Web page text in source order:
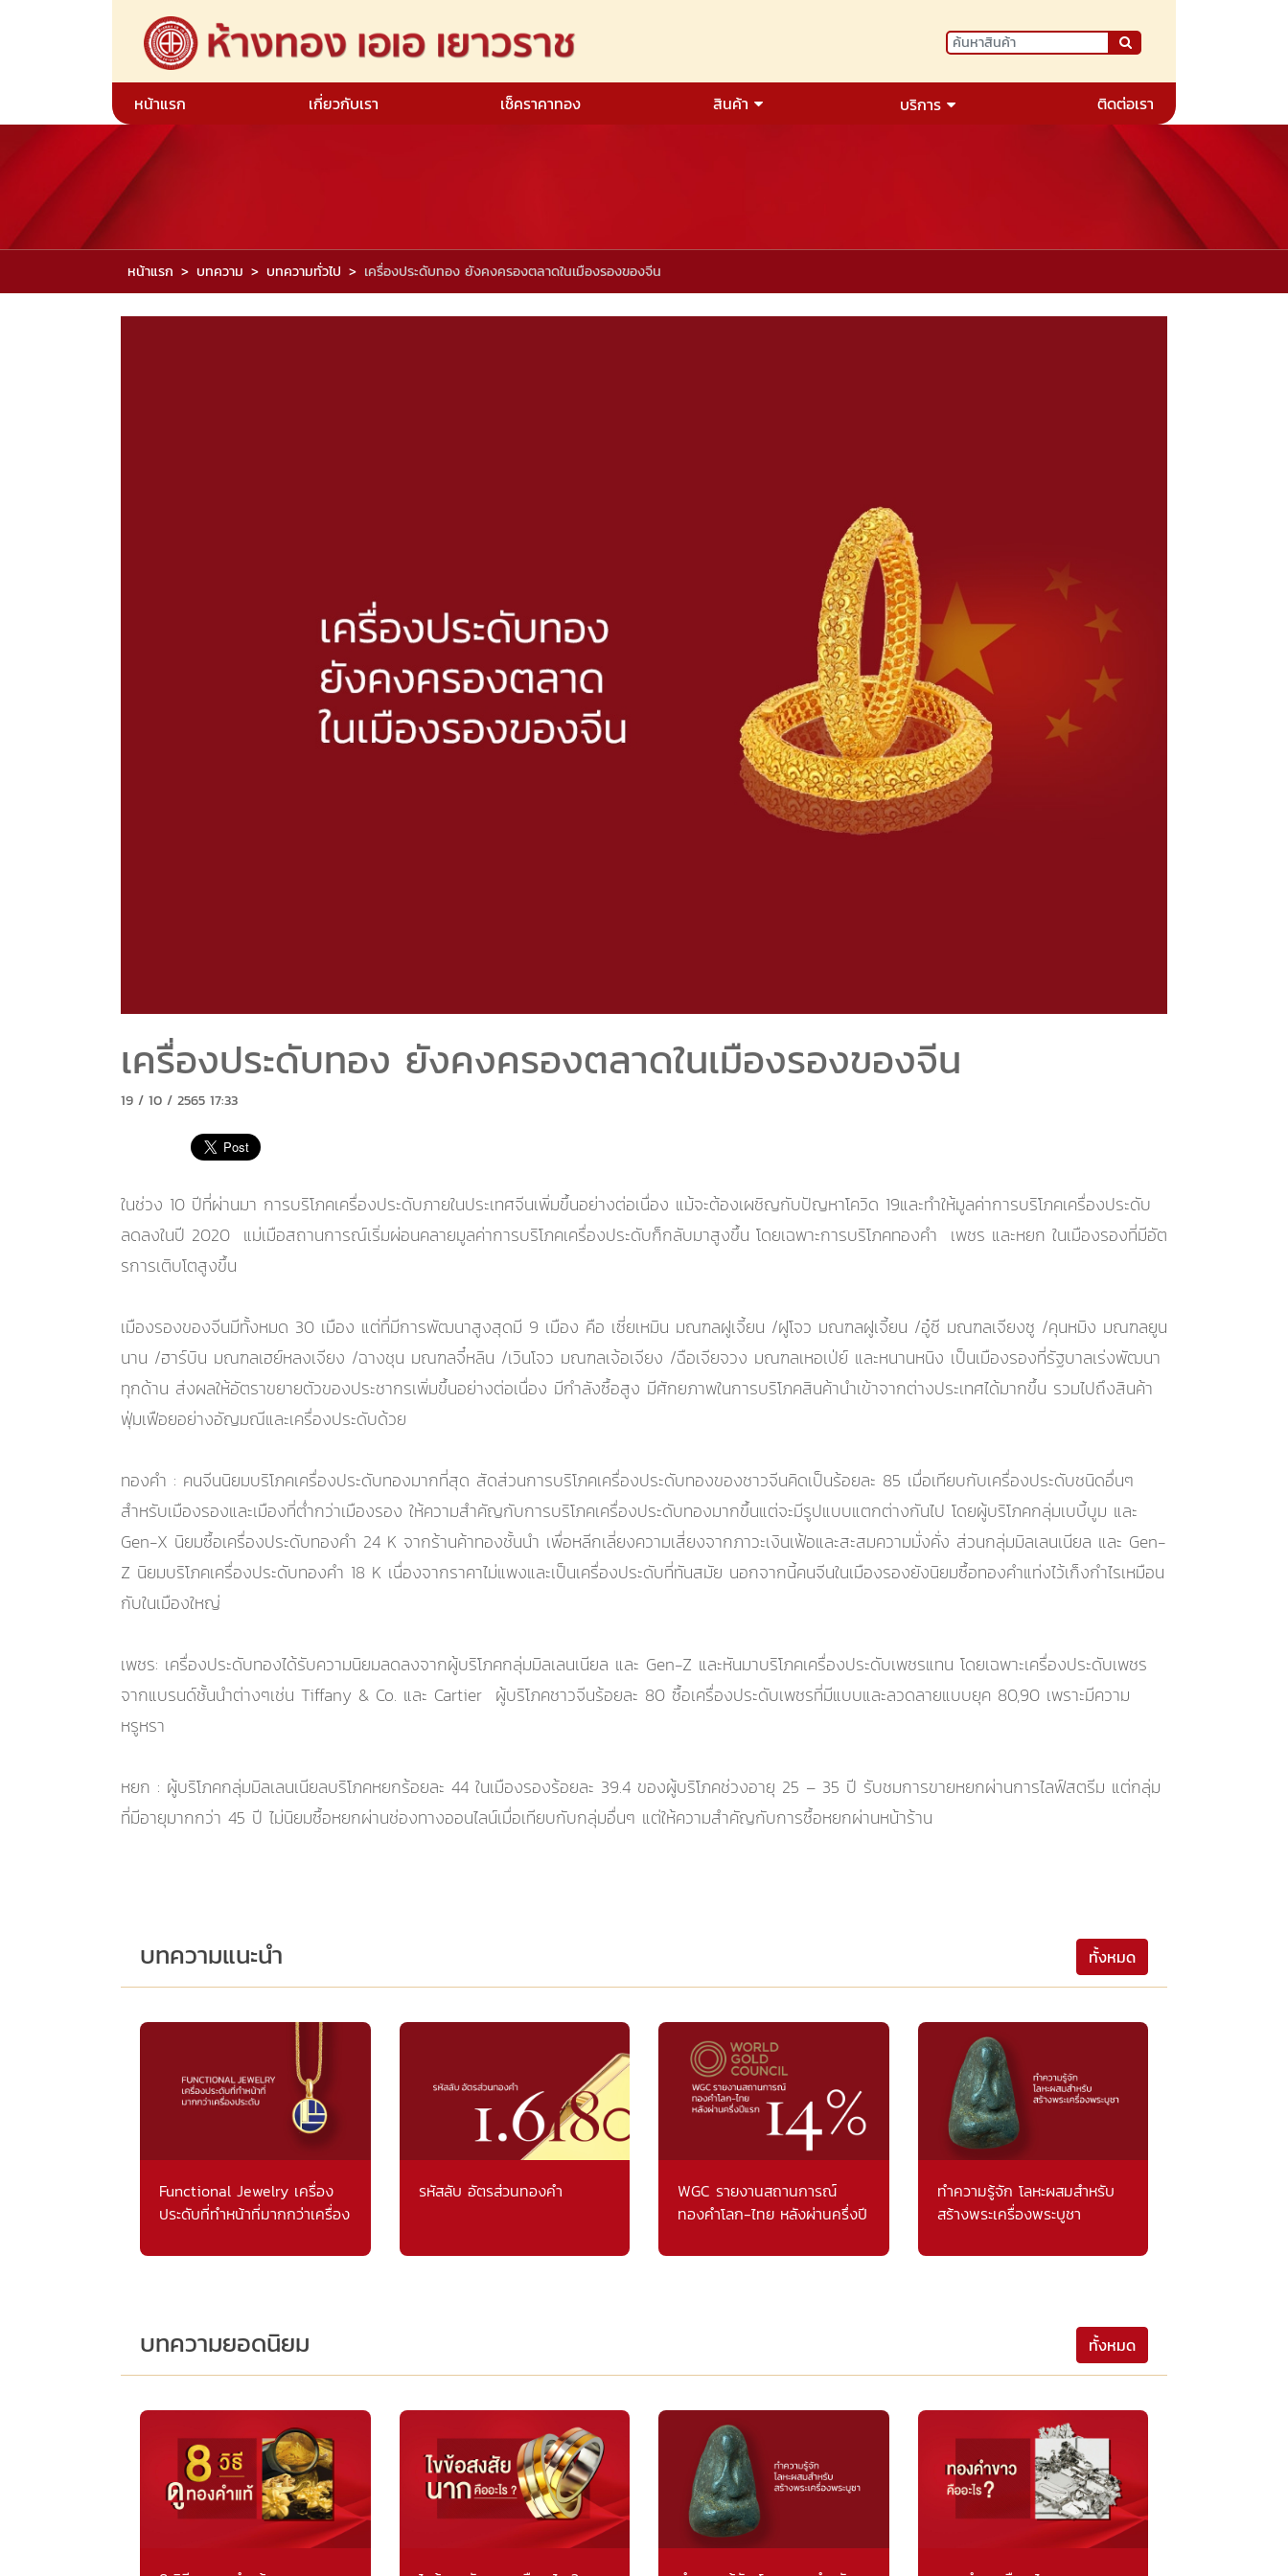
หน้าแรก เกี่ยวกับเรา เช็คราคาทอง สินค้า บริการ ติดต่อเรา
หน้าแรก บทความ บทความทั่วไป เครื่องประดับทอง ยังคงครองตลาดในเมืองรองของจีน
เครื่องประดับทอง ยังคงครองตลาดในเมืองรองของจีน
19 / 10 / 2565 17:33
ในช่วง 10 ปีที่ผ่านมา การบริโภคเครื่องประดับภายในประเทศจีนเพิ่มขึ้นอย่างต่อเนื่อง แม้จะต้องเผชิญกับปัญหาโควิด 19และทำให้มูลค่าการบริโภคเครื่องประดับ
ลดลงในปี 2020 แม่เมือสถานการณ์เริ่มผ่อนคลายมูลค่าการบริโภคเครื่องประดับก็กลับมาสูงขึ้น โดยเฉพาะการบริโภคทองคำ เพชร และหยก ในเมืองรองที่มีอัต
รการเติบโตสูงขึ้น
เมืองรองของจีนมีทั้งหมด 30 เมือง แต่ที่มีการพัฒนาสูงสุดมี 9 เมือง คือ เซี่ยเหมิน มณฑลฝูเจี้ยน /ฝูโจว มณฑลฝูเจี้ยน /อู๋ซี มณฑลเจียงซู /คุนหมิง มณฑลยูน
นาน /ฮาร์บิน มณฑลเฮย์หลงเจียง /ฉางชุน มณฑลจี๋หลิน /เวินโจว มณฑลเจ้อเจียง /ฉือเจียจวง มณฑลเหอเป่ย์ และหนานหนิง เป็นเมืองรองที่รัฐบาลเร่งพัฒนา
ทุกด้าน ส่งผลให้อัตราขยายตัวของประชากรเพิ่มขึ้นอย่างต่อเนื่อง มีกำลังซื้อสูง มีศักยภาพในการบริโภคสินค้านำเข้าจากต่างประเทศได้มากขึ้น รวมไปถึงสินค้า
ฟุ่มเฟือยอย่างอัญมณีและเครื่องประดับด้วย
ทองคำ : คนจีนนิยมบริโภคเครื่องประดับทองมากที่สุด สัดส่วนการบริโภคเครื่องประดับทองของชาวจีนคิดเป็นร้อยละ 85 เมื่อเทียบกับเครื่องประดับชนิดอื่นๆ
สำหรับเมืองรองและเมืองที่ต่ำกว่าเมืองรอง ให้ความสำคัญกับการบริโภคเครื่องประดับทองมากขึ้นแต่จะมีรูปแบบแตกต่างกันไป โดยผู้บริโภคกลุ่มเบบี้บูม และ
Gen-X นิยมซื้อเครื่องประดับทองคำ 24 K จากร้านค้าทองชั้นนำ เพื่อหลีกเลี่ยงความเสี่ยงจากภาวะเงินเฟ้อและสะสมความมั่งคั่ง ส่วนกลุ่มมิลเลนเนียล และ Gen-
Z นิยมบริโภคเครื่องประดับทองคำ 18 K เนื่องจากราคาไม่แพงและเป็นเครื่องประดับที่ทันสมัย นอกจากนี้คนจีนในเมืองรองยังนิยมซื้อทองคำแท่งไว้เก็งกำไรเหมือน
กับในเมืองใหญ่
เพชร: เครื่องประดับทองได้รับความนิยมลดลงจากผู้บริโภคกลุ่มมิลเลนเนียล และ Gen-Z และหันมาบริโภคเครื่องประดับเพชรแทน โดยเฉพาะเครื่องประดับเพชร
จากแบรนด์ชั้นนำต่างๆเช่น Tiffany & Co. และ Cartier ผู้บริโภคชาวจีนร้อยละ 80 ซื้อเครื่องประดับเพชรที่มีแบบและลวดลายแบบยุค 80,90 เพราะมีความ
หรูหรา
หยก : ผู้บริโภคกลุ่มมิลเลนเนียลบริโภคหยกร้อยละ 44 ในเมืองรองร้อยละ 39.4 ของผู้บริโภคช่วงอายุ 25 – 35 ปี รับชมการขายหยกผ่านการไลฟ์สตรีม แต่กลุ่ม
ที่มีอายุมากกว่า 45 ปี ไม่นิยมซื้อหยกผ่านช่องทางออนไลน์เมื่อเทียบกับกลุ่มอื่นๆ แต่ให้ความสำคัญกับการซื้อหยกผ่านหน้าร้าน
บทความแนะนำ ทั้งหมด
Functional Jewelry เครื่อง
ประดับที่ทำหน้าที่มากกว่าเครื่อง
รหัสลับ อัตรส่วนทองคำ
WGC รายงานสถานการณ์
ทองคำโลก-ไทย หลังผ่านครึ่งปี
ทำความรู้จัก โลหะผสมสำหรับ
สร้างพระเครื่องพระบูชา
บทความยอดนิยม ทั้งหมด